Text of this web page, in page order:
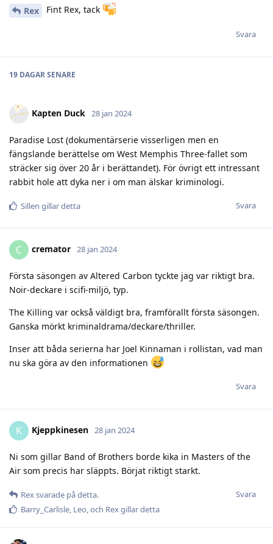
Rex Fint Rex, tack
Svara
19 DAGARSENARE
Kapten Duck 28 jan 2024
Paradise Lost (dokumentärserie visserligen men en
fängslande berättelse om West Memphis Three-fallet som
sträcker sig över 20 år i berättandet). För övrigt ett intressant
rabbit hole att dyka ner i om man älskar kriminologi.
Svara
Sillen gillar detta
C cremator 28 jan 2024
Första säsongen av Altered Carbon tyckte jag var riktigt bra.
Noir-deckare i scifi-miljö, typ.
The Killing var också väldigt bra, framförallt första säsongen.
Ganska mörkt kriminaldrama/deckare/thriller.
Inser att båda serierna har Joel Kinnaman i rollistan, vad man
nu ska göra av den informationen
Svara
K Kjeppkinesen 28 jan 2024
Ni som gillar Band of Brothers borde kika in Masters of the
Air som precis har släppts. Börjat riktigt starkt.
Svara
Rexsvarade på detta.
Barry_Carlisle, Leo, och Rexgillar detta